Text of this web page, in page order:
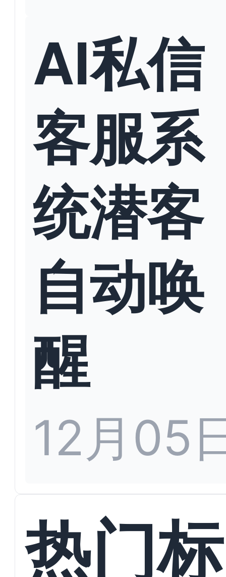
AI私信
客服系
统潜客
自动唤
醒
12月05
热门标